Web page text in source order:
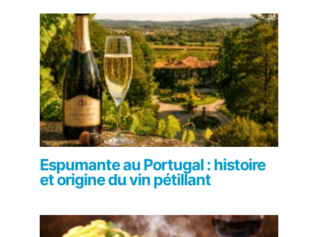
Espumante au Portugal : histoire
et origine du vin pétillant